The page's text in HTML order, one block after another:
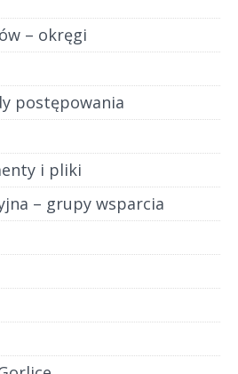
– okręgi
postępowania
i pliki
– grupy wsparcia